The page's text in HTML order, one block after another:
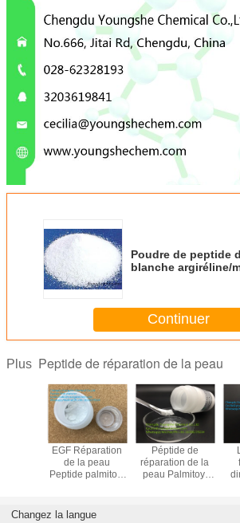
Poudre de peptide
blanche argiréline/
Chem
Continuer
Plus Peptide de réparation de la peau
A440
EGF Réparation
de la peau
Peptide palmitoyl
Régénération de
Péptide de
réparation de la
peau Palmitoyl
Changez la langue